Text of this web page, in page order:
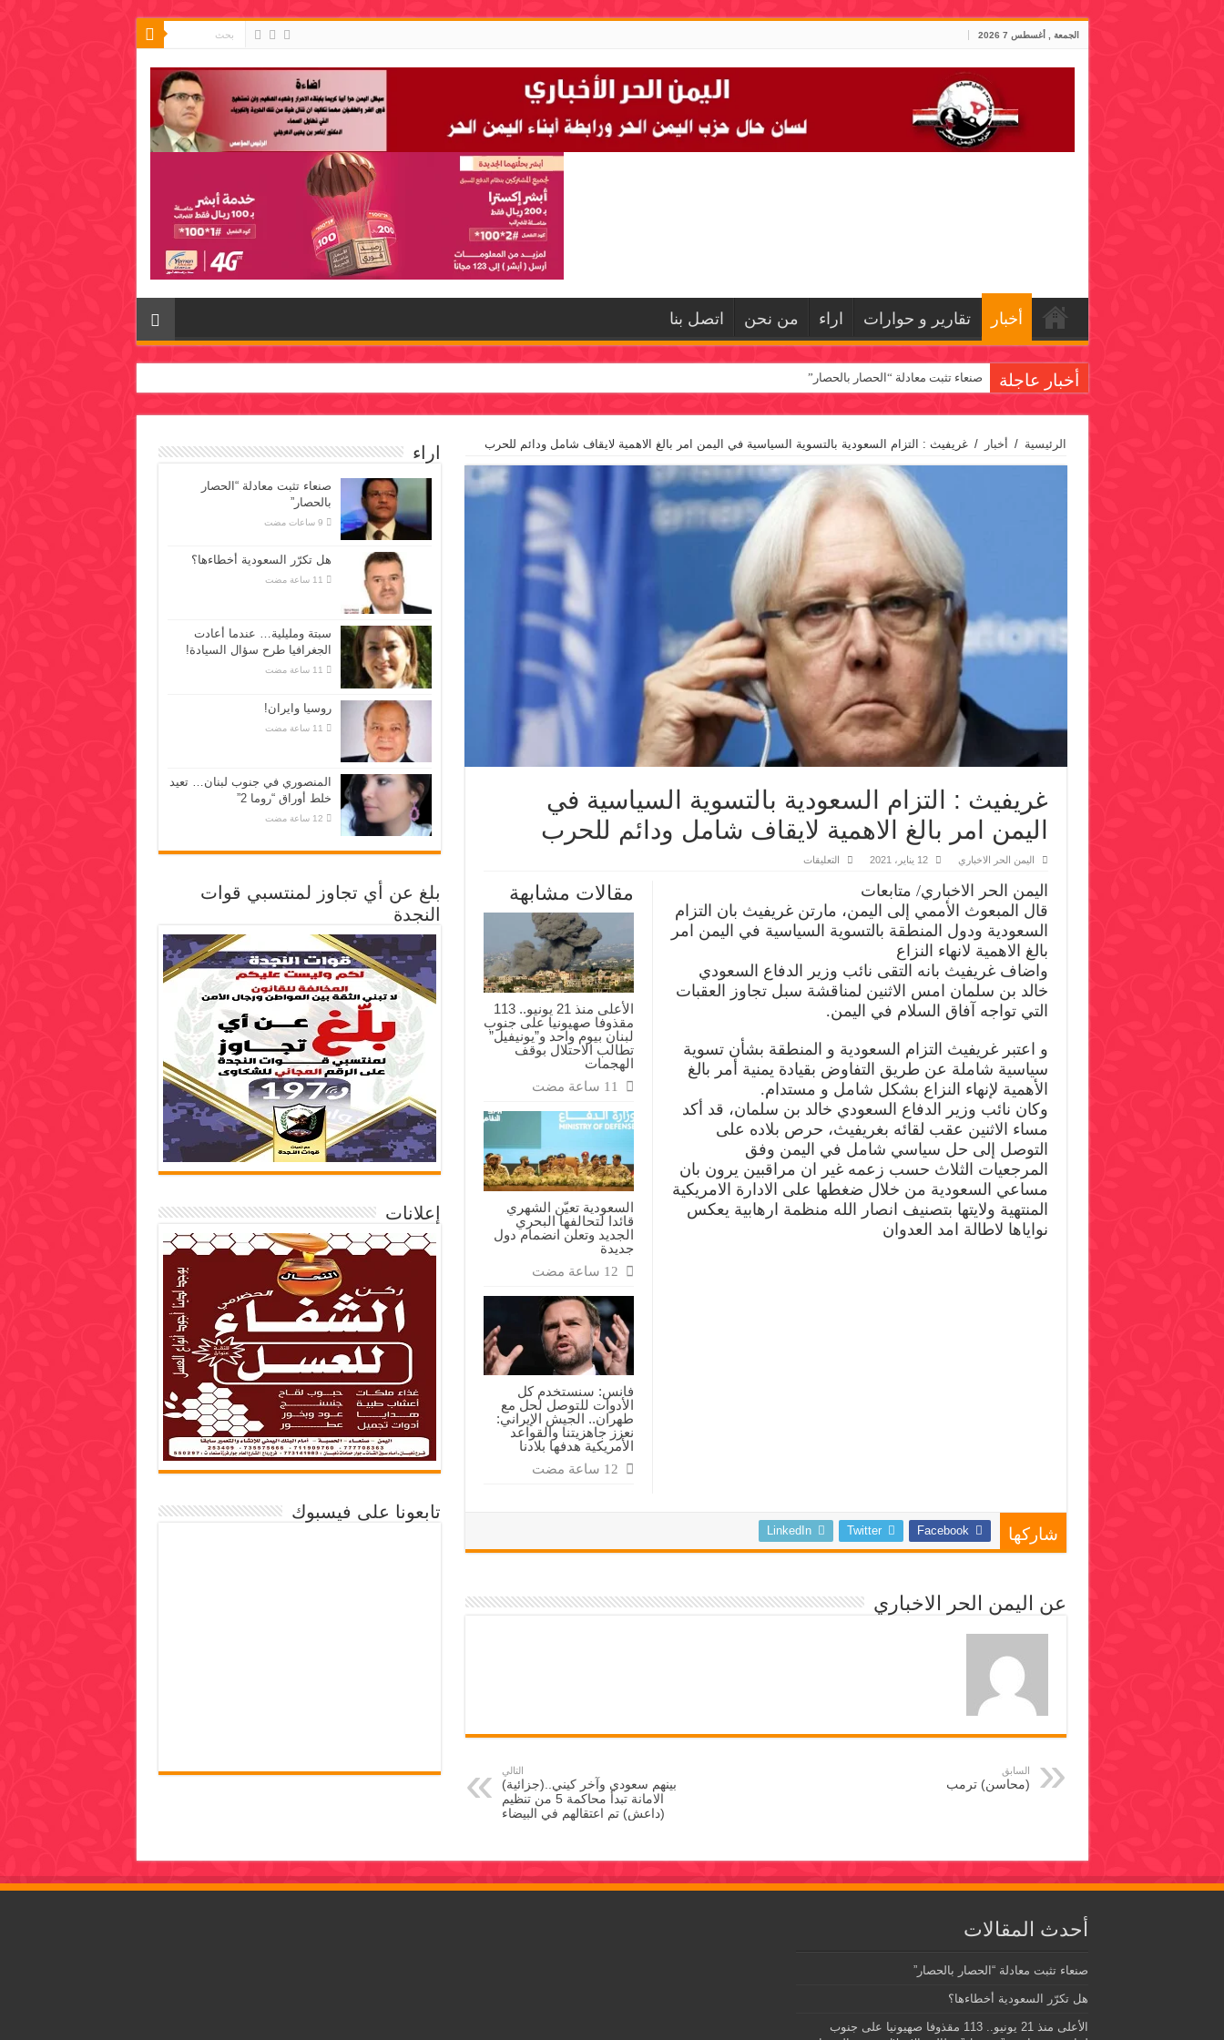
الجمعة , أغسطس 7 2026
أخبار تقارير و حوارات اراء من نحن اتصل بنا
أخبار عاجلة صنعاء تثبت معادلة “الحصار بالحصار”
الرئيسية / أخبار / غريفيث : التزام السعودية بالتسوية السياسية في اليمن امر بالغ الاهمية لايقاف شامل ودائم للحرب
غريفيث : التزام السعودية بالتسوية السياسية في
اليمن امر بالغ الاهمية لايقاف شامل ودائم للحرب
اليمن الحر الاخباري 12 يناير، 2021 التعليقات
السعودية
بالتسوية
السياسية
في
امر
بالغ
الاهمية
لايقاف
مغلقة
مقالات مشابهة
الأعلى منذ 21 يونيو.. 113
مقذوفا صهيونيا على جنوب
لبنان بيوم واحد و”يونيفيل”
تطالب الاحتلال بوقف
الهجمات
السعودية تعيّن الشهري
قائدا لتحالفها البحري
الجديد وتعلن انضمام دول
جديدة
فانس: سنستخدم كل
الأدوات للتوصل لحل مع
طهران.. الجيش الإيراني:
نعزز جاهزيتنا والقواعد
الأمريكية هدفها بلادنا
اليمن الحر الاخباري/ متابعات
قال المبعوث الأممي إلى اليمن، مارتن ‏غريفيث بان التزام
السعودية ودول المنطقة بالتسوية السياسية في اليمن امر
بالغ الاهمية لانهاء النزاع
واضاف غريفيث بانه التقى نائب وزير الدفاع السعودي
خالد بن سلمان امس الاثنين لمناقشة سبل تجاوز العقبات
التي تواجه آفاق السلام في اليمن.
و اعتبر غريفيث التزام السعودية و المنطقة بشأن تسوية
سياسية شاملة عن طريق التفاوض بقيادة يمنية أمر بالغ
الأهمية لإنهاء النزاع بشكل شامل و مستدام.
وكان نائب وزير الدفاع السعودي خالد بن سلمان، قد أكد
مساء الاثنين عقب لقائه بغريفيث، حرص بلاده على
التوصل إلى حل سياسي شامل في اليمن وفق
المرجعيات الثلاث حسب زعمه غير ان مراقبين يرون بان
مساعي السعودية من خلال ضغطها على الادارة الامريكية
المنتهية ولايتها بتصنيف انصار الله منظمة ارهابية يعكس
نواياها لاطالة امد العدوان
شاركها Facebook
Twitter
LinkedIn
عن اليمن الحر الاخباري
السابق
(محاسن) ترمب
التالي
بينهم سعودي وآخر كيني..(جزائية)
الامانة تبدأ محاكمة 5 من تنظيم
(داعش) تم اعتقالهم في البيضاء
اراء
صنعاء تثبت معادلة “الحصار
بالحصار”
هل تكرّر السعودية أخطاءها؟
سبتة ومليلية… عندما أعادت
الجغرافيا طرح سؤال السيادة!
روسيا وايران!
المنصوري في جنوب لبنان… تعيد
خلط أوراق “روما 2”
بلغ عن أي تجاوز لمنتسبي قوات
النجدة
إعلانات
تابعونا على فيسبوك
أحدث المقالات
صنعاء تثبت معادلة “الحصار بالحصار”
هل تكرّر السعودية أخطاءها؟
الأعلى منذ 21 يونيو.. 113 مقذوفا صهيونيا على جنوب